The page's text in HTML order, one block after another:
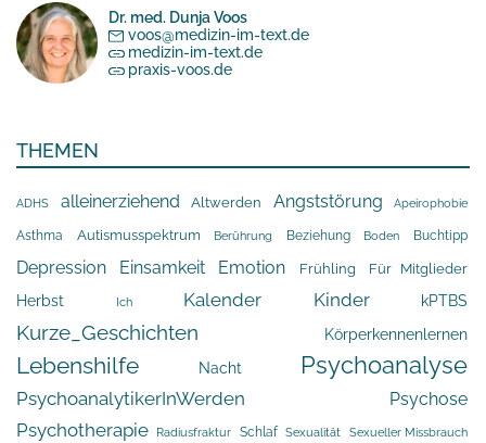
Dr. med. Dunja Voos
voos@medizin-im-text.de
medizin-im-text.de
praxis-voos.de
THEMEN
ADHS alleinerziehend Altwerden Angststörung Apeirophobie
Asthma Autismusspektrum Berührung Beziehung Boden Buchtipp
Depression Einsamkeit Emotion Frühling Für Mitglieder
Herbst Ich Kalender Kinder kPTBS
Kurze_Geschichten Körperkennenlernen
Lebenshilfe Nacht Psychoanalyse
PsychoanalytikerInWerden Psychose
Psychotherapie Radiusfraktur Schlaf Sexualität Sexueller Missbrauch